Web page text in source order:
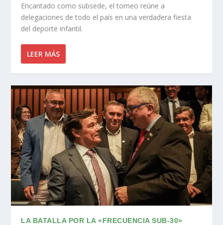
Encantado como subsede, el torneo reúne a
delegaciones de todo el país en una verdadera fiesta
del deporte infantil.
LEER MÁS
LA BATALLA POR LA «FRECUENCIA SUB-30»